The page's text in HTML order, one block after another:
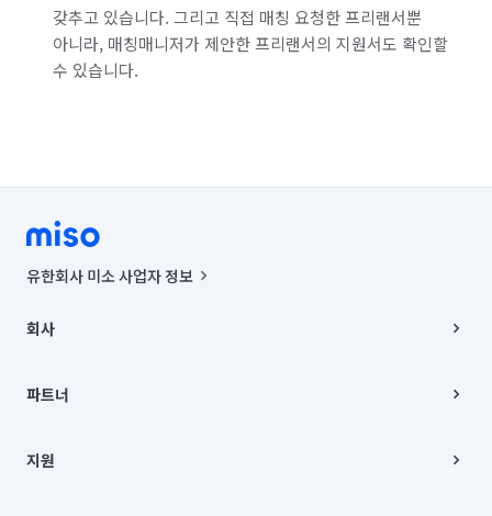
갖추고 있습니다. 그리고 직접 매칭 요청한 프리랜서뿐
아니라, 매칭매니저가 제안한 프리랜서의 지원서도 확인할
수 있습니다.
유한회사 미소 사업자 정보
00019 |
주소 | 본사: 서울특별시 종로구 율곡로 6(중학동, 트윈트리빌딩) B동 5층
컨택센터 : 서울특별시 종로구 수송동 율곡로 24, 7층, 8층 미소
상품, 상품정보, 거래에 관한 의무와 책임은 거래당사자에게 있습니다.
언론 보도 관련 문의:
회사
채용
파트너
이사
지원